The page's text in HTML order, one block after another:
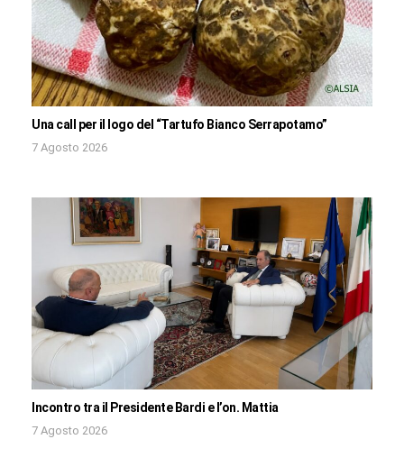
Una call per il logo del “Tartufo Bianco Serrapotamo”
7 Agosto 2026
Incontro tra il Presidente Bardi e l’on. Mattia
7 Agosto 2026